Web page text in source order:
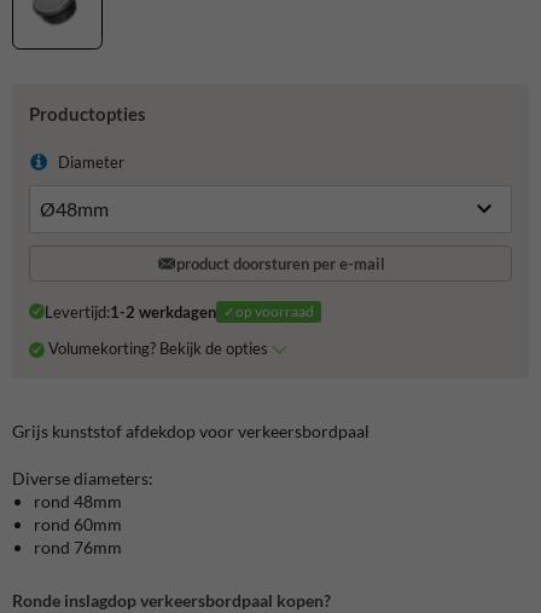
Productopties
Diameter
product doorsturen per e-mail
Levertijd:1-2 werkdagen ✓op voorraad
Volumekorting? Bekijk de opties
Grijs kunststof afdekdop voor verkeersbordpaal
Diverse diameters:
rond 48mm
rond 60mm
rond 76mm
Ronde inslagdop verkeersbordpaal kopen?